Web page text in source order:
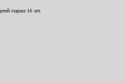
старше 16 лет.